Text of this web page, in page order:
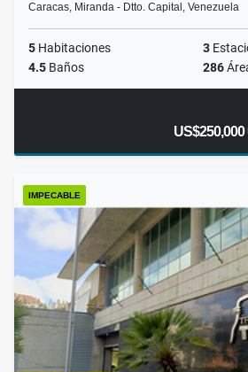
Caracas, Miranda - Dtto. Capital, Venezuela
5 Habitaciones 3
4.5 Baños 286
US$250,000
IMPECABLE